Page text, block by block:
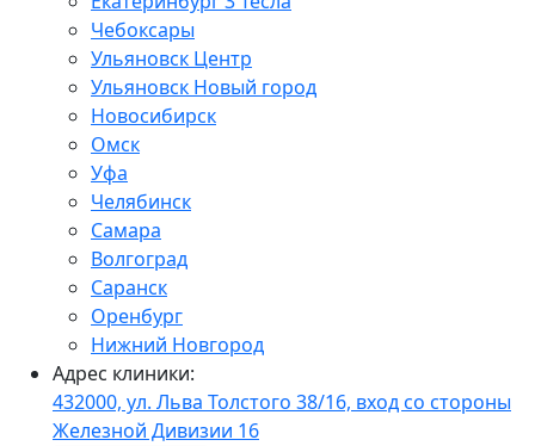
Чебоксары
Ульяновск Центр
Ульяновск Новый город
Новосибирск
Омск
Уфа
Челябинск
Самара
Волгоград
Саранск
Оренбург
Нижний Новгород
Адрес клиники:
432000, ул. Льва Толстого 38/16, вход со стороны
Железной Дивизии 16